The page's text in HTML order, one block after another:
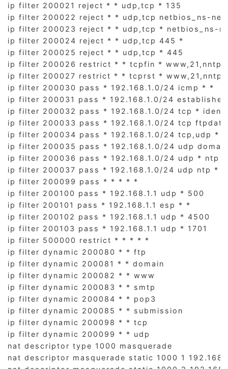
ip filter 200021 reject * * udp,tcp * 135
ip filter 200022 reject * * udp,tcp netbios_ns-
ip filter 200023 reject * * udp,tcp * netbios_ns-
ip filter 200024 reject * * udp,tcp 445 *
ip filter 200025 reject * * udp,tcp * 445
ip filter 200026 restrict * * tcpfin * www,21,nntp
ip filter 200027 restrict * * tcprst * www,21,nntp
ip filter 200030 pass * 192.168.1.0/24 icmp * *
ip filter 200031 pass * 192.168.1.0/24
ip filter 200032 pass * 192.168.1.0/24 tcp * ident
ip filter 200033 pass * 192.168.1.0/24 tcp
ip filter 200034 pass * 192.168.1.0/24 tcp,udp *
ip filter 200035 pass * 192.168.1.0/24 udp
ip filter 200036 pass * 192.168.1.0/24 udp * ntp
ip filter 200037 pass * 192.168.1.0/24 udp ntp *
ip filter 200099 pass * * * * *
ip filter 200100 pass * 192.168.1.1 udp * 500
ip filter 200101 pass * 192.168.1.1 esp * *
ip filter 200102 pass * 192.168.1.1 udp * 4500
ip filter 200103 pass * 192.168.1.1 udp * 1701
ip filter 500000 restrict * * * * *
ip filter dynamic 200080 * * ftp
ip filter dynamic 200081 * * domain
ip filter dynamic 200082 * * www
ip filter dynamic 200083 * * smtp
ip filter dynamic 200084 * * pop3
ip filter dynamic 200085 * * submission
ip filter dynamic 200098 * * tcp
ip filter dynamic 200099 * * udp
nat descriptor type 1000 masquerade
nat descriptor masquerade static 1000 1